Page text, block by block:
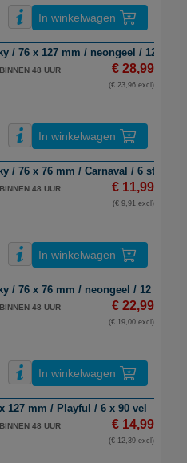
In winkelwagen
/ 76 x 127 mm / neongeel / 12 stuks
48 UUR € 28,99
(€ 23,96 excl)
In winkelwagen
/ 76 x 76 mm / Carnaval / 6 stuks
48 UUR € 11,99
(€ 9,91 excl)
In winkelwagen
/ 76 x 76 mm / neongeel / 12 stuks
48 UUR € 22,99
(€ 19,00 excl)
In winkelwagen
127 mm / Playful / 6 x 90 vel
48 UUR € 14,99
(€ 12,39 excl)